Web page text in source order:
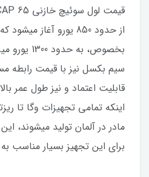
از حدود 850 یورو آغاز
بخصوص، به
سیم بکسل نیز با قیمت رابطه
قابلیت اعتماد و نیز طول عمر
اینکه تمامی تجهیزات وگا تا
مادر در آلمان تولید میشوند،
برای این تجهیز بسیار مناسب